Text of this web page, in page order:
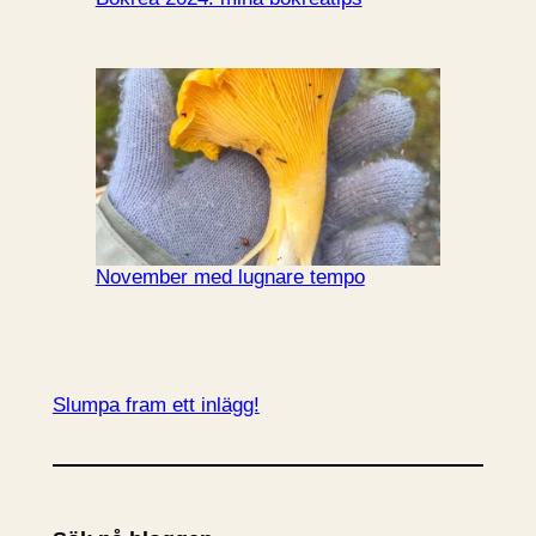
November med lugnare tempo
Slumpa fram ett inlägg!